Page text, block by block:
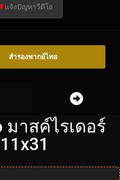
แจ้งปัญหาวีดีโอ
สำรองพากย์ไทย
มาสค์ไรเดอร์